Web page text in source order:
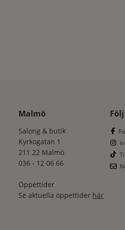
Malmö
Salong & butik
Kyrkogatan 1
211 22 Malmö
036 - 12 06 66
Öppettider
Se aktuella öppettider här